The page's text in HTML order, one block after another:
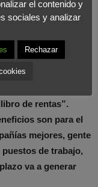
van a crear nuevos
La otra habla
a vivir una
a quitar puestos
Hay que pensar
de rentas”.
son para el
mejores, gente
de trabajo,
va a generar
el contenido y
sociales y analizar
Rechazar